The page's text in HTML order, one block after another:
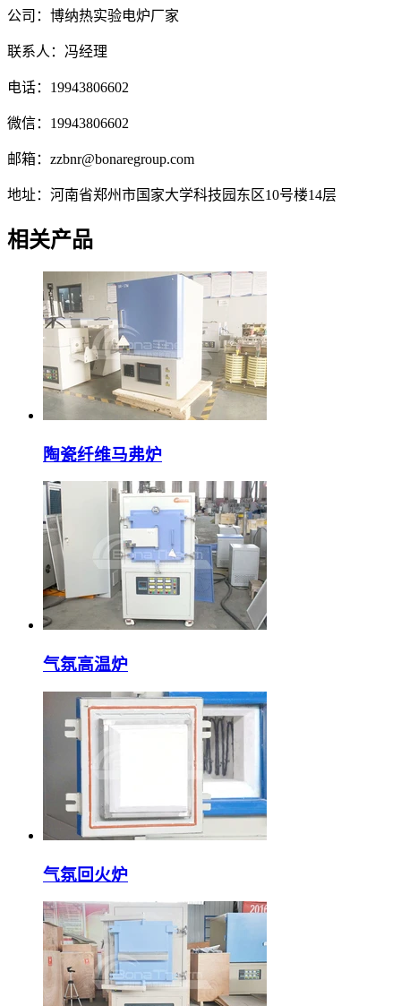
公司：博纳热实验电炉厂家
联系人：冯经理
电话：19943806602
微信：19943806602
邮箱：zzbnr@bonaregroup.com
地址：河南省郑州市国家大学科技园东区10号楼14层
相关产品
陶瓷纤维马弗炉
气氛高温炉
气氛回火炉